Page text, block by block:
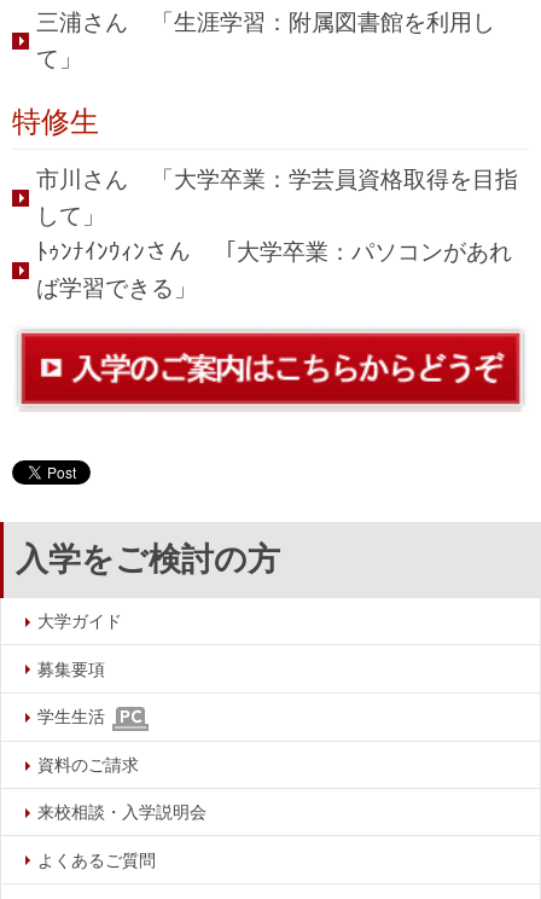
三浦さん 「生涯学習：附属図書館を利用し
て」
特修生
市川さん 「大学卒業：学芸員資格取得を目指
して」
ﾄｩﾝﾅｲﾝｳｨﾝさん 「大学卒業：パソコンがあれ
ば学習できる」
入学をご検討の方
大学ガイド
募集要項
学生生活
資料のご請求
来校相談・入学説明会
よくあるご質問